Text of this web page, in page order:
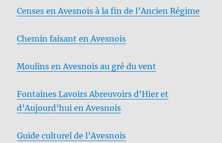
Censes en Avesnois à la fin de l’Ancien Régime
Chemin faisant en Avesnois
Moulins en Avesnois au gré du vent
Fontaines Lavoirs Abreuvoirs d’Hier et
d’Aujourd’hui en Avesnois
Guide culturel de l’Avesnois